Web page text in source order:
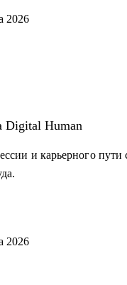
через тренинги по
практическими
где ваша деятельность
2026
Digital Human
и карьерного
2026